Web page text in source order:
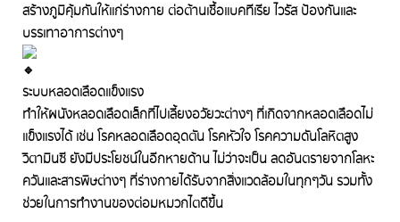
สร้างภูมิคุ้มกันให้แก่ร่างกาย ต่อต้านเชื้อแบคทีเรีย ไวรัส ป้องกันและ
บรรเทาอาการต่างๆ
ระบบหลอดเลือดแข็งแรง
ทำให้ผนังหลอดเลือดเล็กที่ไปเลี้ยงอวัยวะต่างๆ ที่เกิดจากหลอดเลือดไม่
แข็งแรงได้ เช่น โรคหลอดเลือดอุดตัน โรคหัวใจ โรคความดันโลหิตสูง
วิตามินซี ยังมีประโยชน์ในอีกหายด้าน ไม่ว่าจะเป็น ลดอันตรายจากโลหะ
ควันและสารพิษต่างๆ ที่ร่างกายได้รับจากสิ่งแวดล้อมในทุกๆวัน รวมทั้ง
ช่วยในการทำงานของต่อมหมวกไตดีขึ้น